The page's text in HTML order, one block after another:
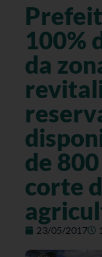
100%
da
de
corte
23/05/2017